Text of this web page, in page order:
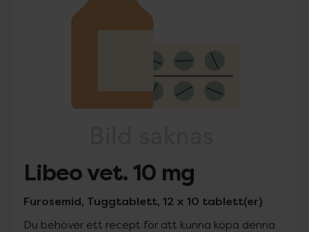
Libeo vet. 10 mg
Furosemid, Tuggtablett, 12 x 10 tablett(er)
Du behöver ett recept för att kunna köpa denna